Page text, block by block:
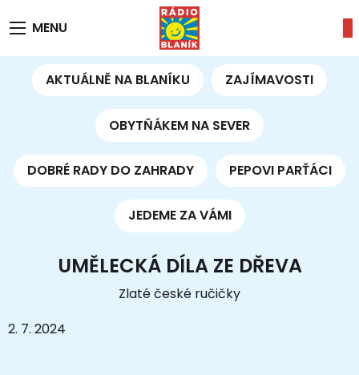
MENU
AKTUÁLNĚ NA BLANÍKU ZAJÍMAVOSTI
OBYTŇÁKEM NA SEVER
DOBRÉ RADY DO ZAHRADY PEPOVI PARŤÁCI
JEDEME ZA VÁMI
UMĚLECKÁ DÍLA ZE DŘEVA
Zlaté české ručičky
2. 7. 2024